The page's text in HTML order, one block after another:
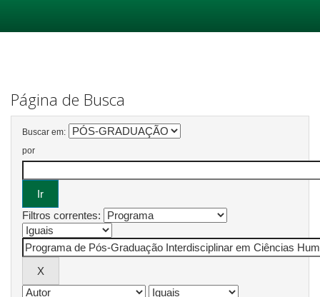
Página de Busca
Buscar em:
por
Filtros correntes: